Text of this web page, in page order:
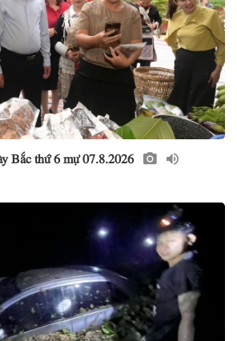
Bắc thứ 6 mự 07.8.2026